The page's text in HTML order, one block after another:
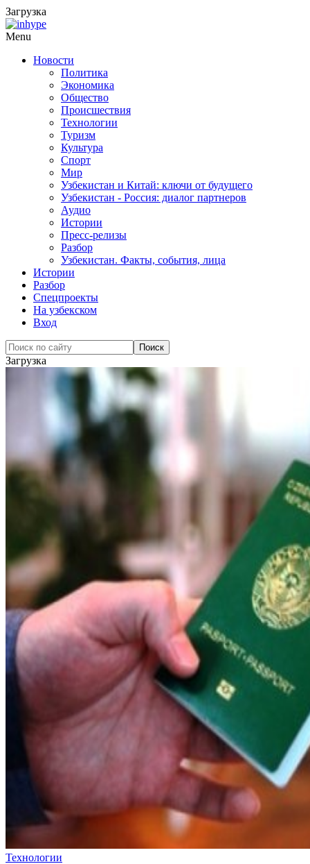
Загрузка
Menu
Новости
Политика
Экономика
Общество
Происшествия
Технологии
Туризм
Культура
Спорт
Мир
Узбекистан и Китай: ключи от будущего
Узбекистан - Россия: диалог партнеров
Аудио
Истории
Пресс-релизы
Разбор
Узбекистан. Факты, события, лица
Истории
Разбор
Спецпроекты
На узбекском
Вход
Загрузка
Технологии